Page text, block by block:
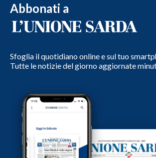
Abbonati a
Sfoglia il quotidiano online e sul tuo
Tutte le notizie del giorno aggiornate